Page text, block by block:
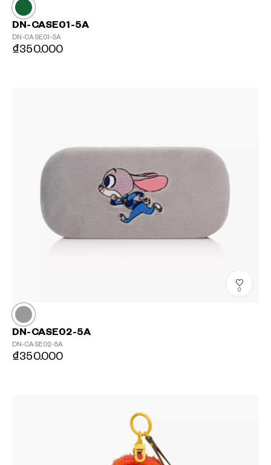
DN-CASE01-5A
DN-CASE01-5A
₫350.000
0
DN-CASE02-5A
DN-CASE02-5A
₫350.000